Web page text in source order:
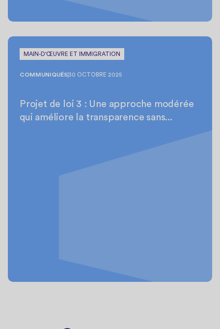
MAIN-D'ŒUVRE ET IMMIGRATION
COMMUNIQUÉS 30 OCTOBRE 2025
Projet de loi 3 : Une approche modérée
qui améliore la transparence sans...